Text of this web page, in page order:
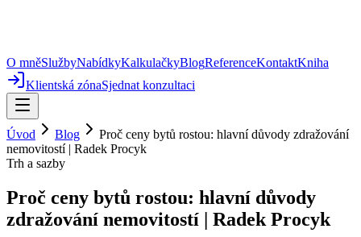
O mněSlužbyNabídkyKalkulačkyBlogReferenceKontaktKniha
Klientská zónaSjednat konzultaci
Úvod Blog
Proč ceny bytů rostou: hlavní důvody zdražování
nemovitostí | Radek Procyk
Trh a sazby
Proč ceny bytů rostou: hlavní důvody
zdražování nemovitostí | Radek Procyk